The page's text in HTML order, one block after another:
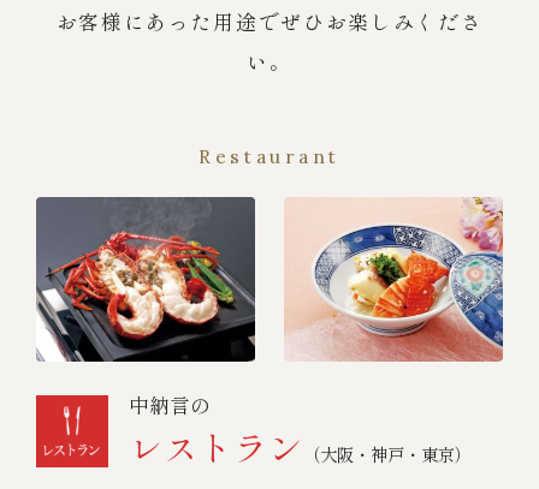
お客様にあった用途でぜひお楽しみくださ
い。
Restaurant
中納言の
レストラン （大阪・神戸・東京）